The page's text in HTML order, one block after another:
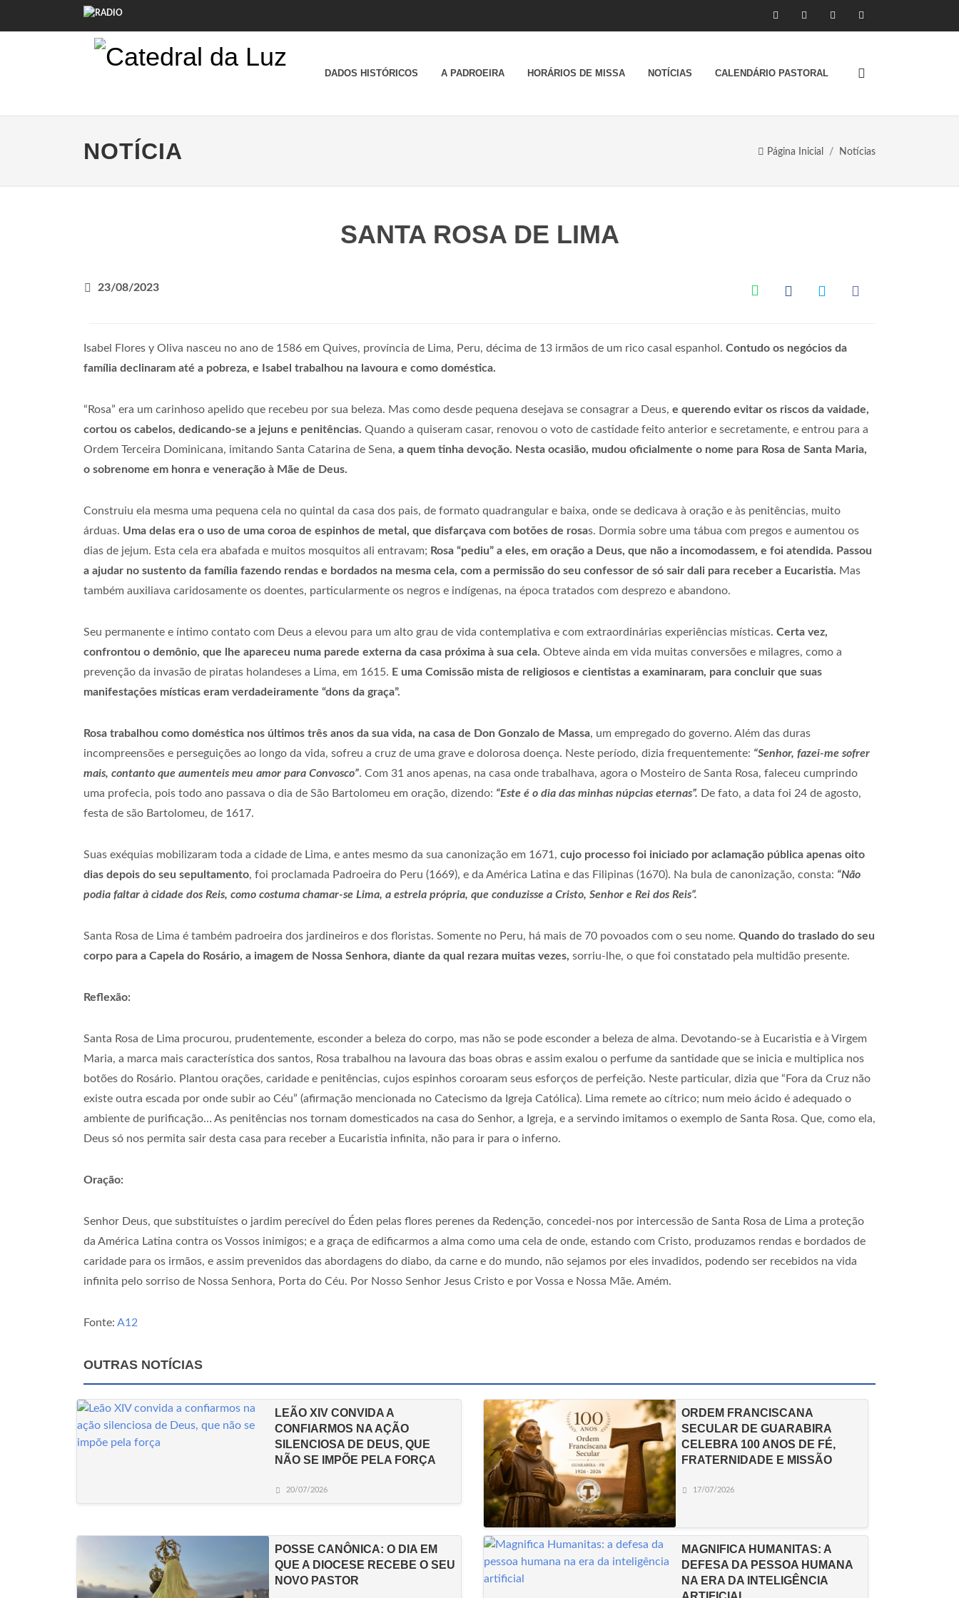
DADOS HISTÓRICOS A PADROEIRA HORÁRIOS DE MISSA NOTÍCIAS CALENDÁRIO PASTORAL
NOTÍCIA Página Inicial Notícias
SANTA ROSA DE LIMA
23/08/2023
Isabel Flores y Oliva nasceu no ano de 1586 em Quives, província de Lima, Peru, décima de 13 irmãos de um rico casal espanhol. Contudo os negócios da
família declinaram até a pobreza, e Isabel trabalhou na lavoura e como doméstica.
“Rosa” era um carinhoso apelido que recebeu por sua beleza. Mas como desde pequena desejava se consagrar a Deus, e querendo evitar os riscos da vaidade,
cortou os cabelos, dedicando-se a jejuns e penitências. Quando a quiseram casar, renovou o voto de castidade feito anterior e secretamente, e entrou para a
Ordem Terceira Dominicana, imitando Santa Catarina de Sena, a quem tinha devoção. Nesta ocasião, mudou oficialmente o nome para Rosa de Santa Maria,
o sobrenome em honra e veneração à Mãe de Deus.
Construiu ela mesma uma pequena cela no quintal da casa dos pais, de formato quadrangular e baixa, onde se dedicava à oração e às penitências, muito
árduas. Uma delas era o uso de uma coroa de espinhos de metal, que disfarçava com botões de rosas. Dormia sobre uma tábua com pregos e aumentou os
dias de jejum. Esta cela era abafada e muitos mosquitos ali entravam; Rosa “pediu” a eles, em oração a Deus, que não a incomodassem, e foi atendida. Passou
a ajudar no sustento da família fazendo rendas e bordados na mesma cela, com a permissão do seu confessor de só sair dali para receber a Eucaristia. Mas
também auxiliava caridosamente os doentes, particularmente os negros e indígenas, na época tratados com desprezo e abandono.
Seu permanente e íntimo contato com Deus a elevou para um alto grau de vida contemplativa e com extraordinárias experiências místicas. Certa vez,
confrontou o demônio, que lhe apareceu numa parede externa da casa próxima à sua cela. Obteve ainda em vida muitas conversões e milagres, como a
prevenção da invasão de piratas holandeses a Lima, em 1615. E uma Comissão mista de religiosos e cientistas a examinaram, para concluir que suas
manifestações místicas eram verdadeiramente “dons da graça”.
Rosa trabalhou como doméstica nos últimos três anos da sua vida, na casa de Don Gonzalo de Massa, um empregado do governo. Além das duras
incompreensões e perseguições ao longo da vida, sofreu a cruz de uma grave e dolorosa doença. Neste período, dizia frequentemente: “Senhor, fazei-me sofrer
mais, contanto que aumenteis meu amor para Convosco”. Com 31 anos apenas, na casa onde trabalhava, agora o Mosteiro de Santa Rosa, faleceu cumprindo
uma profecia, pois todo ano passava o dia de São Bartolomeu em oração, dizendo: “Este é o dia das minhas núpcias eternas”. De fato, a data foi 24 de agosto,
festa de são Bartolomeu, de 1617.
Suas exéquias mobilizaram toda a cidade de Lima, e antes mesmo da sua canonização em 1671, cujo processo foi iniciado por aclamação pública apenas oito
dias depois do seu sepultamento, foi proclamada Padroeira do Peru (1669), e da América Latina e das Filipinas (1670). Na bula de canonização, consta: “Não
podia faltar à cidade dos Reis, como costuma chamar-se Lima, a estrela própria, que conduzisse a Cristo, Senhor e Rei dos Reis”.
Santa Rosa de Lima é também padroeira dos jardineiros e dos floristas. Somente no Peru, há mais de 70 povoados com o seu nome. Quando do traslado do seu
corpo para a Capela do Rosário, a imagem de Nossa Senhora, diante da qual rezara muitas vezes, sorriu-lhe, o que foi constatado pela multidão presente.
Reflexão:
Santa Rosa de Lima procurou, prudentemente, esconder a beleza do corpo, mas não se pode esconder a beleza de alma. Devotando-se à Eucaristia e à Virgem
Maria, a marca mais característica dos santos, Rosa trabalhou na lavoura das boas obras e assim exalou o perfume da santidade que se inicia e multiplica nos
botões do Rosário. Plantou orações, caridade e penitências, cujos espinhos coroaram seus esforços de perfeição. Neste particular, dizia que “Fora da Cruz não
existe outra escada por onde subir ao Céu” (afirmação mencionada no Catecismo da Igreja Católica). Lima remete ao cítrico; num meio ácido é adequado o
ambiente de purificação… As penitências nos tornam domesticados na casa do Senhor, a Igreja, e a servindo imitamos o exemplo de Santa Rosa. Que, como ela,
Deus só nos permita sair desta casa para receber a Eucaristia infinita, não para ir para o inferno.
Oração:
Senhor Deus, que substituístes o jardim perecível do Éden pelas flores perenes da Redenção, concedei-nos por intercessão de Santa Rosa de Lima a proteção
da América Latina contra os Vossos inimigos; e a graça de edificarmos a alma como uma cela de onde, estando com Cristo, produzamos rendas e bordados de
caridade para os irmãos, e assim prevenidos das abordagens do diabo, da carne e do mundo, não sejamos por eles invadidos, podendo ser recebidos na vida
infinita pelo sorriso de Nossa Senhora, Porta do Céu. Por Nosso Senhor Jesus Cristo e por Vossa e Nossa Mãe. Amém.
Fonte: A12
OUTRAS NOTÍCIAS
LEÃO XIV CONVIDA A
CONFIARMOS NA AÇÃO
SILENCIOSA DE DEUS, QUE
NÃO SE IMPÕE PELA FORÇA
20/07/2026
ORDEM FRANCISCANA
SECULAR DE GUARABIRA
CELEBRA 100 ANOS DE FÉ,
FRATERNIDADE E MISSÃO
17/07/2026
POSSE CANÔNICA: O DIA EM
QUE A DIOCESE RECEBE O SEU
NOVO PASTOR
MAGNIFICA HUMANITAS: A
DEFESA DA PESSOA HUMANA
NA ERA DA INTELIGÊNCIA